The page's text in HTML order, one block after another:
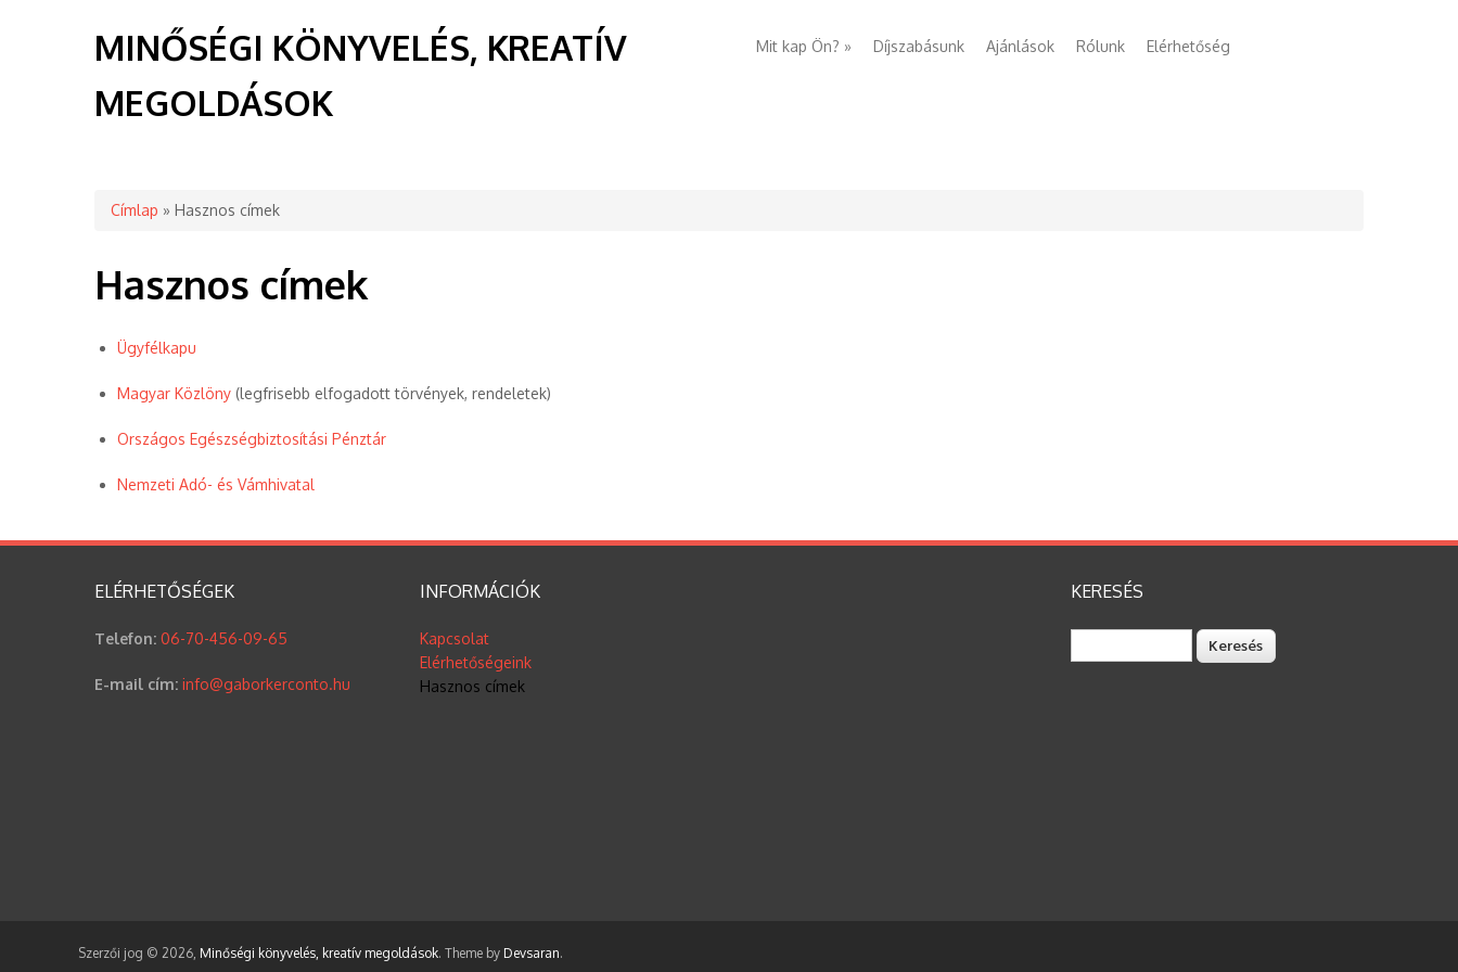
MINŐSÉGI KÖNYVELÉS, KREATÍV
MEGOLDÁSOK
Mit kap Ön? » Díjszabásunk Ajánlások Rólunk Elérhetőség
Jelenlegi hely
Címlap » Hasznos címek
Hasznos címek
Ügyfélkapu
Magyar Közlöny (legfrisebb elfogadott törvények, rendeletek)
Országos Egészségbiztosítási Pénztár
Nemzeti Adó- és Vámhivatal
ELÉRHETŐSÉGEK
Telefon: 06-70-456-09-65
E-mail cím: info@gaborkerconto.hu
INFORMÁCIÓK
Kapcsolat
Elérhetőségeink
Hasznos címek
KERESÉS
Szerzői jog © 2026, Minőségi könyvelés, kreatív megoldások. Theme by Devsaran.